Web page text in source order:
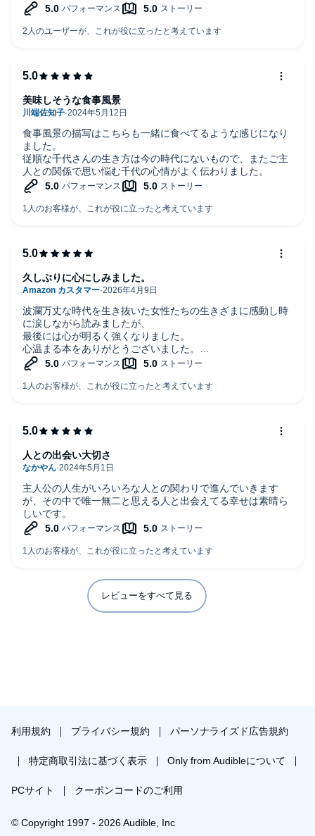
食事風景の描写はこちらも一緒に食べてるような感じになり
ました。
従順な千代さんの生き方は今の時代にないもので、またご主
人との関係で思い悩む千代の心情がよく伝わりました。
美味しそうな食事風景
波瀾万丈な時代を生き抜いた女性たちの生きざまに感動し時
に涙しながら読みましたが、
最後には心が明るく強くなりました。
心温まる本をありがとうございました。
久しぶりに心にしみました。
主人公の人生がいろいろな人との関わりで進んでいきます
が、その中で唯一無二と思える人と出会えてる幸せは素晴ら
しいです。
人との出会い大切さ
レビューをすべて見る
利用規約 プライバシー規約 パーソナライズド広告規約
特定商取引法に基づく表示 Only from Audibleについて
PCサイト クーポンコードのご利用
© Copyright 1997 - 2026 Audible, Inc